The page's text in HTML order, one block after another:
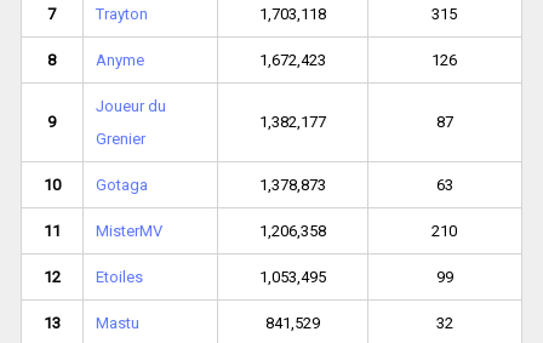
7 Trayton 1,703,118 315
8 Anyme 1,672,423 126
9
Joueur du
Grenier
1,382,177 87
10 Gotaga 1,378,873 63
11 MisterMV 1,206,358 210
12 Etoiles 1,053,495 99
13 Mastu 841,529 32